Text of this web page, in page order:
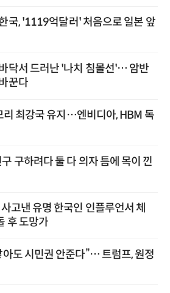
국, '1119억달러' 처음으로 일본 앞
닥서 드러난 '나치 침몰선'… 암반
꾼다
리 최강국 유지…엔비디아, HBM 독
구하려다 둘 다 의자 틈에 목이 낀
고낸 유명 한국인 인플루언서 체
후 도망가
아도 시민권 안준다”… 트럼프, 원정